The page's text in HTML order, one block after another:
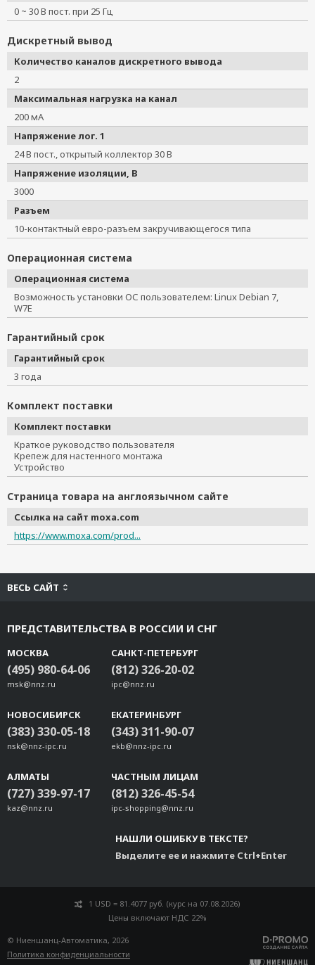
0 ~ 30 В пост. при 25 Гц
Дискретный вывод
Количество каналов дискретного вывода
2
Максимальная нагрузка на канал
200 мА
Напряжение лог. 1
24 В пост., открытый коллектор 30 В
Напряжение изоляции, В
3000
Разъем
10-контактный евро-разъем закручивающегося типа
Операционная система
Операционная система
Возможность установки ОС пользователем: Linux Debian 7,
W7E
Гарантийный срок
Гарантийный срок
3 года
Комплект поставки
Комплект поставки
Краткое руководство пользователя
Крепеж для настенного монтажа
Устройство
Страница товара на англоязычном сайте
Ссылка на сайт moxa.com
https://www.moxa.com/prod...
ВЕСЬ САЙТ
ПРЕДСТАВИТЕЛЬСТВА В РОССИИ И СНГ
МОСКВА
(495) 980-64-06
msk@nnz.ru
САНКТ-ПЕТЕРБУРГ
(812) 326-20-02
ipc@nnz.ru
НОВОСИБИРСК
(383) 330-05-18
nsk@nnz-ipc.ru
ЕКАТЕРИНБУРГ
(343) 311-90-07
ekb@nnz-ipc.ru
АЛМАТЫ
(727) 339-97-17
kaz@nnz.ru
ЧАСТНЫМ ЛИЦАМ
(812) 326-45-54
ipc-shopping@nnz.ru
НАШЛИ ОШИБКУ В ТЕКСТЕ?
Выделите ее и нажмите Ctrl+Enter
1 USD = 81.4077 руб. (курс на 07.08.2026)
Цены включают НДС 22%
© Ниеншанц-Автоматика, 2026
Политика конфиденциальности